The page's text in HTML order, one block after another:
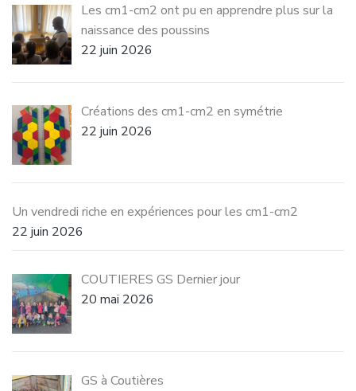
Les cm1-cm2 ont pu en apprendre plus sur la
naissance des poussins
22 juin 2026
Créations des cm1-cm2 en symétrie
22 juin 2026
Un vendredi riche en expériences pour les cm1-cm2
22 juin 2026
COUTIERES GS Dernier jour
20 mai 2026
GS à Coutières